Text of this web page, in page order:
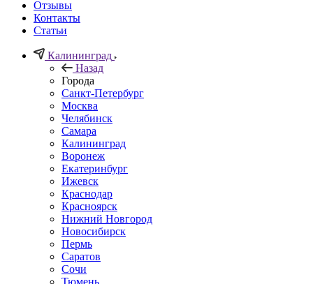
Отзывы
Контакты
Статьи
Калининград
Назад
Города
Санкт-Петербург
Москва
Челябинск
Самара
Калининград
Воронеж
Екатеринбург
Ижевск
Краснодар
Красноярск
Нижний Новгород
Новосибирск
Пермь
Саратов
Сочи
Тюмень